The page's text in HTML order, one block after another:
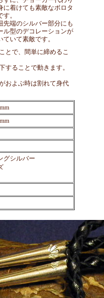
に着けても素敵なボロタ
す。
先端のシルバー部分にも
ル型のデコレーションが
ていて素敵です。
とで、間単に締めるこ
することで動きます。
およぶ時は割れて身代
グシルバー